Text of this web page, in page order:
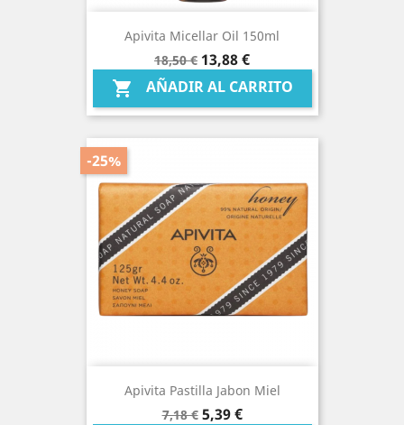
Apivita Micellar Oil 150ml
Precio
base
18,50 € Precio
13,88 €
 AÑADIR AL CARRITO
Apivita Pastilla Jabon Miel
Precio
7,18 €
-25%
Precio
5,39 €